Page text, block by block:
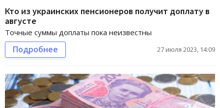
Кто из украинских пенсионеров получит доплату в
августе
Точные суммы доплаты пока неизвестны
Подробнее 27 июля 2023, 14:09